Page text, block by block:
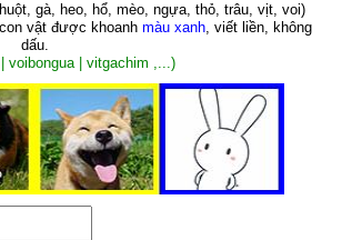
gà, heo, hổ, mèo, ngựa, thỏ, trâu, vịt, voi)
con vật được khoanh màu xanh, viết liền, không
dấu.
voibongua | vitgachim ,...)